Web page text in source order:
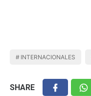
INTERNACIONALES
SHARE